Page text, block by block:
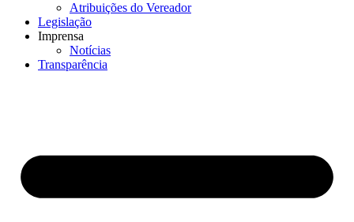
Atribuições do Vereador
Legislação
Imprensa
Notícias
Transparência